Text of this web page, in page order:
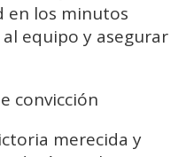
en los minutos
equipo y asegurar
convicción
merecida y